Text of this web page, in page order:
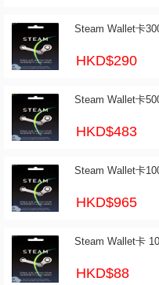
Steam Wallet卡
HKD$290
Steam Wallet卡
HKD$483
Steam Wallet卡
HKD$965
Steam Wallet卡
HKD$88